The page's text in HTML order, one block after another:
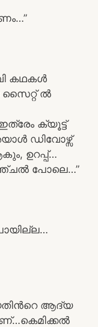
കഥകൾ
സൈറ്റ് ൽ
ക്യൂട്ട്
ഡിവോഴ്സ്
ഉറപ്പ്…
പോലെ…”
ആദ്യ